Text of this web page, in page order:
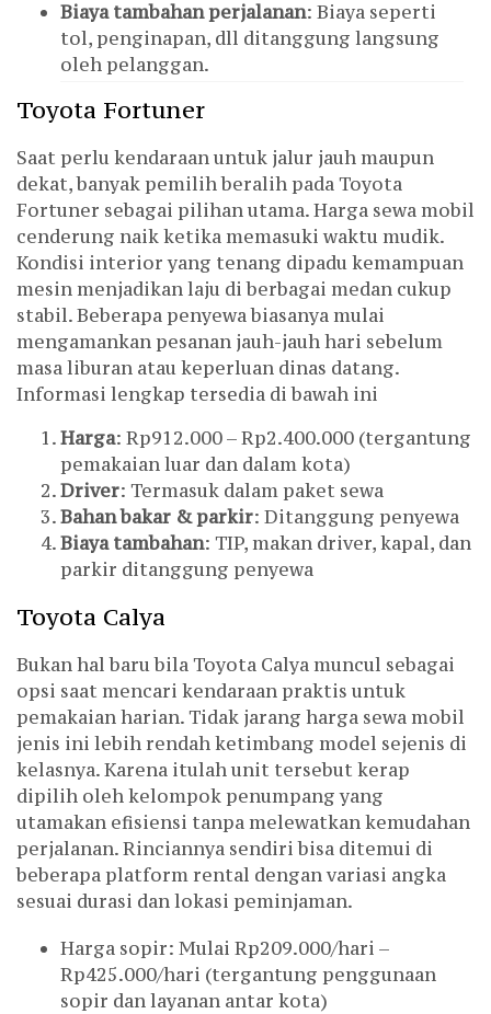
Biaya tambahan perjalanan: Biaya seperti
tol, penginapan, dll ditanggung langsung
oleh pelanggan.
Toyota Fortuner
Saat perlu kendaraan untuk jalur jauh maupun
dekat, banyak pemilih beralih pada Toyota
Fortuner sebagai pilihan utama. Harga sewa mobil
cenderung naik ketika memasuki waktu mudik.
Kondisi interior yang tenang dipadu kemampuan
mesin menjadikan laju di berbagai medan cukup
stabil. Beberapa penyewa biasanya mulai
mengamankan pesanan jauh-jauh hari sebelum
masa liburan atau keperluan dinas datang.
Informasi lengkap tersedia di bawah ini
Harga: Rp912.000 – Rp2.400.000 (tergantung
pemakaian luar dan dalam kota)
Driver: Termasuk dalam paket sewa
Bahan bakar & parkir: Ditanggung penyewa
Biaya tambahan: TIP, makan driver, kapal, dan
parkir ditanggung penyewa
Toyota Calya
Bukan hal baru bila Toyota Calya muncul sebagai
opsi saat mencari kendaraan praktis untuk
pemakaian harian. Tidak jarang harga sewa mobil
jenis ini lebih rendah ketimbang model sejenis di
kelasnya. Karena itulah unit tersebut kerap
dipilih oleh kelompok penumpang yang
utamakan efisiensi tanpa melewatkan kemudahan
perjalanan. Rinciannya sendiri bisa ditemui di
beberapa platform rental dengan variasi angka
sesuai durasi dan lokasi peminjaman.
Harga sopir: Mulai Rp209.000/hari –
Rp425.000/hari (tergantung penggunaan
sopir dan layanan antar kota)